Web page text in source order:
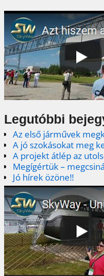
Legutóbbi
Az első járművek
A jó szokásokat meg
A projekt átlép az
Megígértük –
Jó hírek özöne!!